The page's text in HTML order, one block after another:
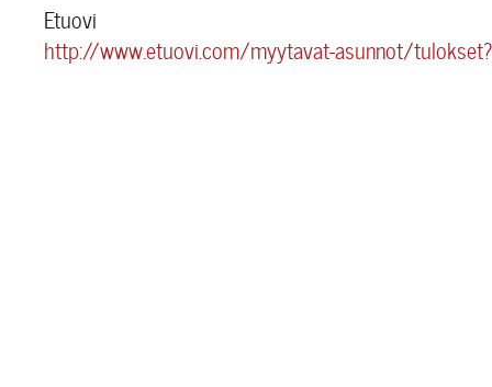
Etuovi
http://www.etuovi.com/myytavat-asunnot/